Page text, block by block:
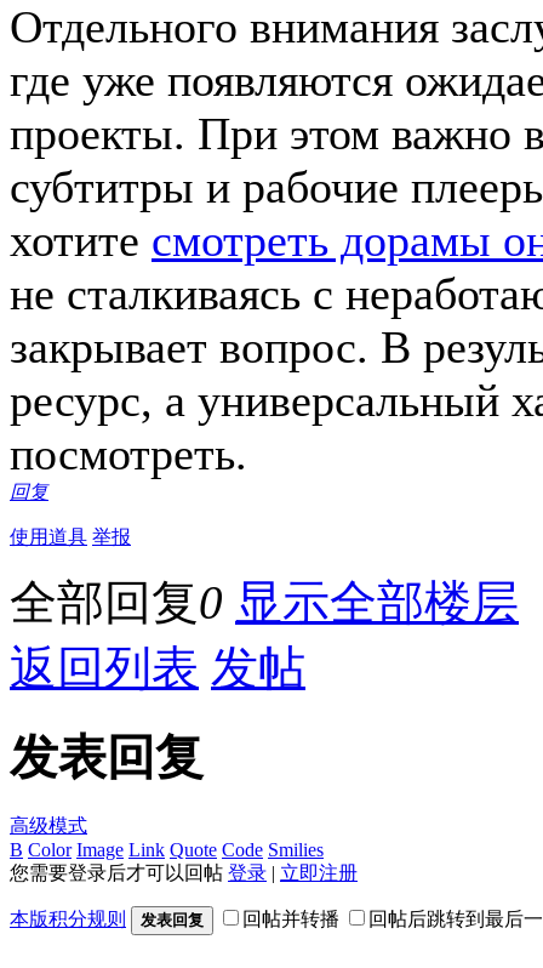
Отдельного внимания
где уже появляются
проекты. При этом важно
субтитры и рабочие
хотите смотреть дорамы
не сталкиваясь с
закрывает вопрос. В
ресурс, а универсальный
посмотреть.
回复
使用道具 举报
全部回复0 显示全部楼层
返回列表 发帖
发表回复
高级模式
B Color Image Link Quote Code Smilies
您需要登录后才可以回帖 登录 | 立即注册
本版积分规则 发表回复 回帖并转播 回帖后跳转到最后